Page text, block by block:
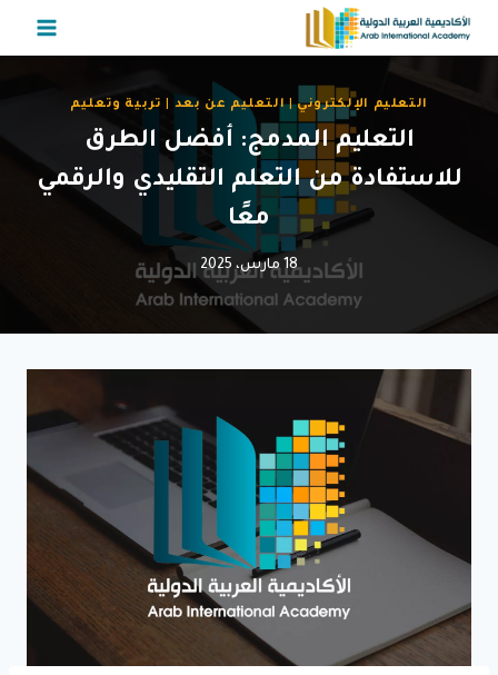
التجاوز
التعليم الإلكتروني|التعليم عن بعد تربية وتعليم
التعليم المدمج: أفضل الطرق
للاستفادة من التعلم التقليدي والرقمي
معًا
18 مارس، 2025